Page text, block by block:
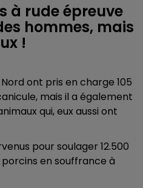
à rude épreuve
hommes, mais
!
ont pris en charge 105
mais il a également
qui, eux aussi ont
pour soulager 12.500
porcins en souffrance à